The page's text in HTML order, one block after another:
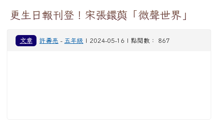
更生日報刊登！宋張鐶藇「微聲世界」
文章 許壽亮 - 五年級 | 2024-05-16 | 點閱數： 867